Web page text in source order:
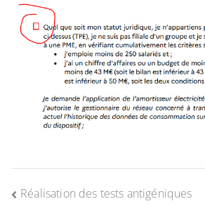
Réalisation des tests antigéniques